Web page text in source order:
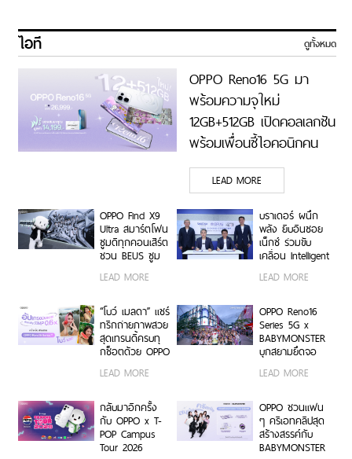
ไอที ดูทั้งหมด
OPPO Reno16 5G มา
พร้อมความจุใหม่
12GB+512GB เปิดคอลเลกชัน
พร้อมเพื่อนซี้ไอคอนิกคน
ล่าสุด Pingu Limited
Edition เติมความน่ารักทุก
โมเมนต์ เริ่ม 7 ส.ค. 69
LEAD MORE
OPPO Find X9
Ultra สมาร์ตโฟน
ซูมดีทุกคอนเสิร์ต
ชวน BEUS ซูม
เก็บทุกโมเมนต์
ความสนุกสุดคม
BUS LIGHT AS
ONE
LEAD MORE
บราเดอร์ ผนึก
พลัง ยิบอินซอย
เน็กซ์ ร่วมขับ
เคลื่อน Intelligent
Transformation
Platform ยก
ระดับการจัดการ
ข้อมูลสู่ยุค
Digital-First
Enterprise
LEAD MORE
“โบว์ เมลดา” แชร์
ทริกถ่ายภาพสวย
สุดเทรนดี้ครบทุ
กช็อตด้วย OPPO
5G
LEAD MORE
OPPO Reno16
Series 5G x
BABYMONSTER
บุกสยามยึดจอ
บันดาลใจให้ทุก
เองได้เต็มที่ ผ่าน
OPPO K-POP
Star Random
Dance พร้อม
LEAD MORE
กลับมาอีกครั้ง
กับ OPPO x T-
POP Campus
Tour 2026
OPPO ชวนแฟน
ๆ ครีเอทคลิปสุด
สร้างสรรค์กับ
BABYMONSTER